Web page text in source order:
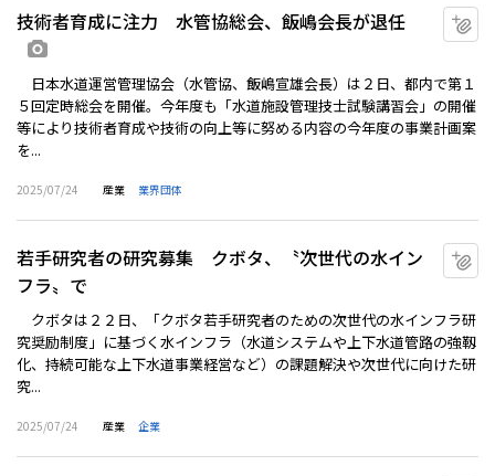
技術者育成に注力 水管協総会、飯嶋会長が退任
日本水道運営管理協会（水管協、飯嶋宣雄会長）は２日、都内で第１
５回定時総会を開催。今年度も「水道施設管理技士試験講習会」の開催
等により技術者育成や技術の向上等に努める内容の今年度の事業計画案
を...
2025/07/24 産業 業界団体
若手研究者の研究募集 クボタ、〝次世代の水イン
フラ〟で
クボタは２２日、「クボタ若手研究者のための次世代の水インフラ研
究奨励制度」に基づく水インフラ（水道システムや上下水道管路の強靱
化、持続可能な上下水道事業経営など）の課題解決や次世代に向けた研
究...
2025/07/24 産業 企業